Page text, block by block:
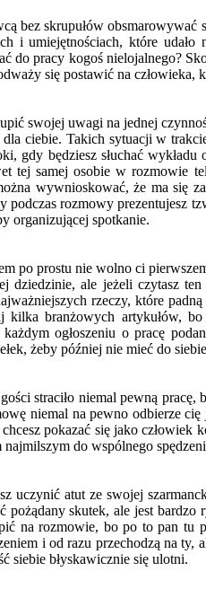
bez skrupułów
umiejętnościach, które
do pracy kogoś nielojalnego?
się postawić na
swojej uwagi na jednej
ciebie. Takich sytuacji w
gdy będziesz słuchać
tej samej osobie w rozmowie
wywnioskować, że ma się
rozmowy prezentujesz
organizującej spotkanie.
po prostu nie wolno ci
ale jeżeli czytasz
rzeczy, które
branżowych artykułów,
ogłoszeniu o pracę
żeby później nie mieć do
straciło niemal pewną
niemal na pewno odbierze
pokazać się jako
do wspólnego
atut ze swojej
skutek, ale jest
na rozmowie, bo po to pan
i od razu przechodzą na
siebie błyskawicznie się ulotni.